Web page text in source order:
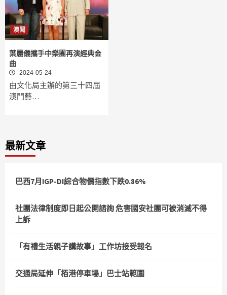
澳聞
葉麗儀攜手中樂團再演經典金
曲
2024-05-24
由文化局主辦的第三十四屆
澳門藝…
最新文章
巴西7月IGP-DI綜合物價指數下跌0.86%
社團法律制度即日起公開諮詢 危害國安社團可被消滅不得
上訴
「有禮生活親子講故事」工作坊接受報名
交通局延伸「栢港停車場」巴士站範圍